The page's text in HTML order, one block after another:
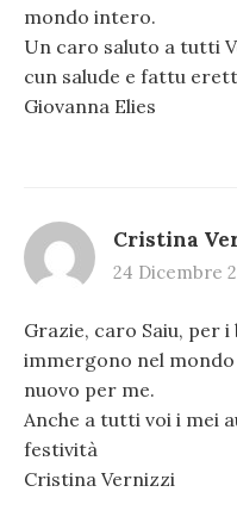
mondo intero.
Un caro saluto a tutti
cun salude e fattu
Giovanna Elies
Cristina
24 Dicembre
Grazie, caro Saiu, per
immergono nel
nuovo per me.
Anche a tutti voi i mei
festività
Cristina Vernizzi